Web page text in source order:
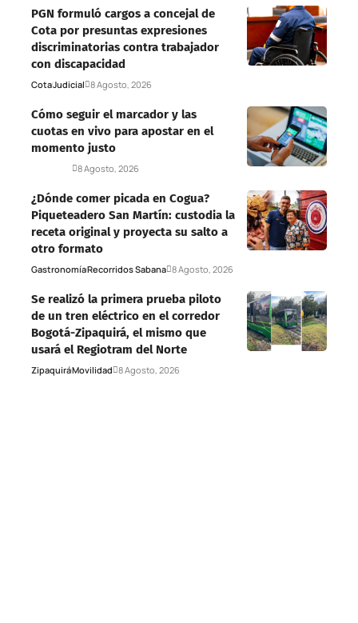
PGN formuló cargos a concejal de
Cota por presuntas expresiones
discriminatorias contra trabajador
con discapacidad
CotaJudicial 8 Agosto, 2026
Cómo seguir el marcador y las
cuotas en vivo para apostar en el
momento justo
8 Agosto, 2026
¿Dónde comer picada en Cogua?
Piqueteadero San Martín: custodia la
receta original y proyecta su salto a
otro formato
GastronomíaRecorridos Sabana 8 Agosto, 2026
Se realizó la primera prueba piloto
de un tren eléctrico en el corredor
Bogotá-Zipaquirá, el mismo que
usará el Regiotram del Norte
ZipaquiráMovilidad 8 Agosto, 2026